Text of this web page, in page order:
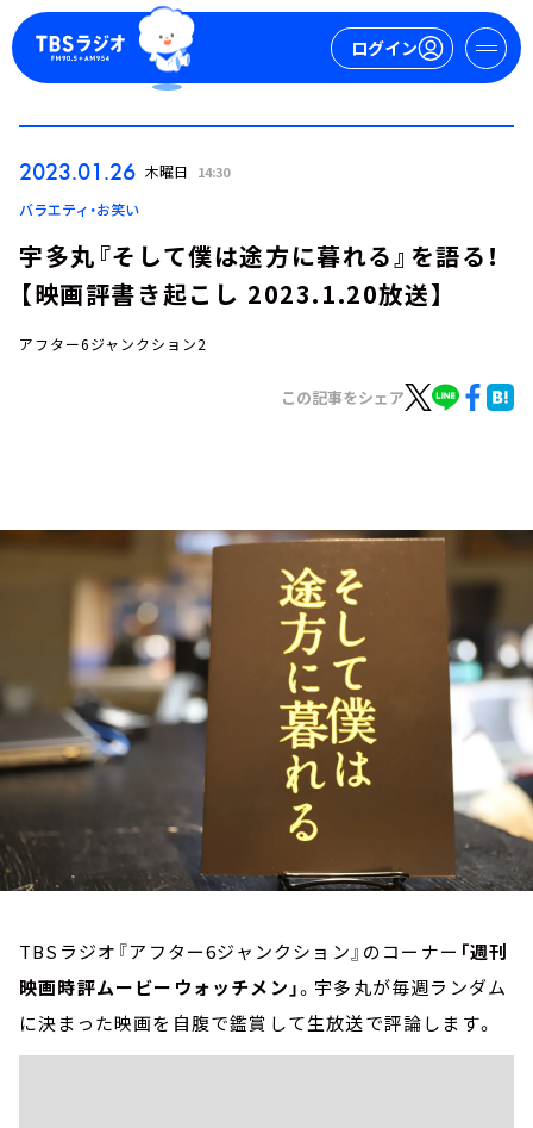
ログイン
ログイン
お知らせ
イベント・グッズ
YouTube
会社情報
2023.01.26 木曜日 14:30
バラエティ・お笑い
宇多丸『そして僕は途方に暮れる』を語る！
【映画評書き起こし 2023.1.20放送】
アフター6ジャンクション2
この記事をシェア
TBSラジオ『アフター6ジャンクション』のコーナー 「週刊
映画時評ムービーウォッチメン」。宇多丸が毎週ランダム
に決まった映画を自腹で鑑賞して生放送で評論します。